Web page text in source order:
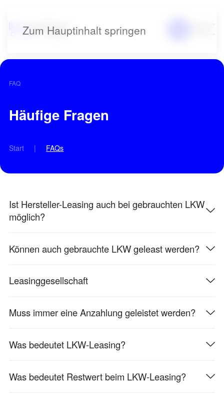
Zum Hauptinhalt springen
FAQ
Häufige Fragen
Start FAQs
Ist Hersteller-Leasing auch bei gebrauchten LKW
möglich?
Können auch gebrauchte LKW geleast werden?
Leasinggesellschaft
Muss immer eine Anzahlung geleistet werden?
Was bedeutet LKW-Leasing?
Was bedeutet Restwert beim LKW-Leasing?